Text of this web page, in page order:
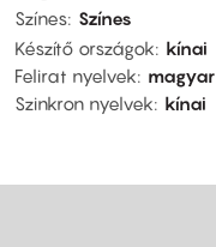
Színes Színes
Készítő országok
kínai
Felirat nyelvek
magyar
Szinkron nyelvek
kínai